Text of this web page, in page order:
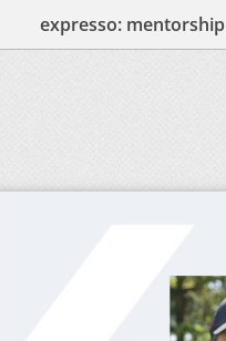
expresso: mentorship